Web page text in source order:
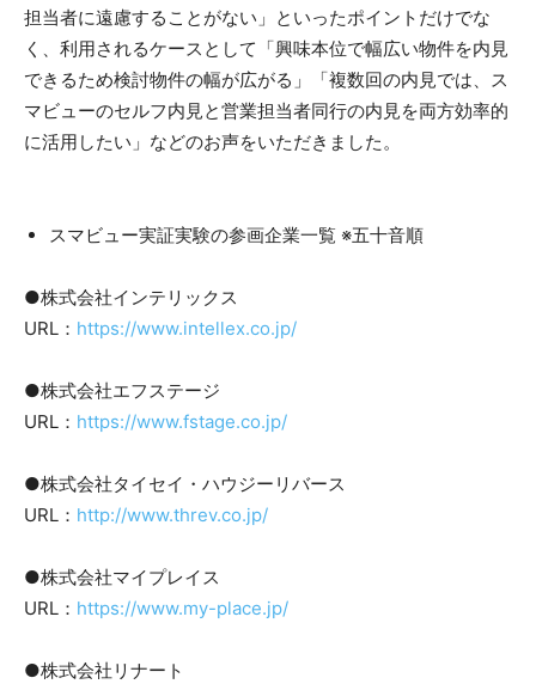
担当者に遠慮することがない」といったポイントだけでな
く、利用されるケースとして「興味本位で幅広い物件を内見
できるため検討物件の幅が広がる」「複数回の内見では、ス
マビューのセルフ内見と営業担当者同行の内見を両方効率的
に活用したい」などのお声をいただきました。
スマビュー実証実験の参画企業一覧 ※五十音順
●株式会社インテリックス
URL： https://www.intellex.co.jp/
●株式会社エフステージ
URL： https://www.fstage.co.jp/
●株式会社タイセイ・ハウジーリバース
URL： http://www.threv.co.jp/
●株式会社マイプレイス
URL： https://www.my-place.jp/
●株式会社リナート